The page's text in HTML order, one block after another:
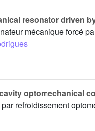
resonator driven
mécanique forcé
optomechanical
refroidissement